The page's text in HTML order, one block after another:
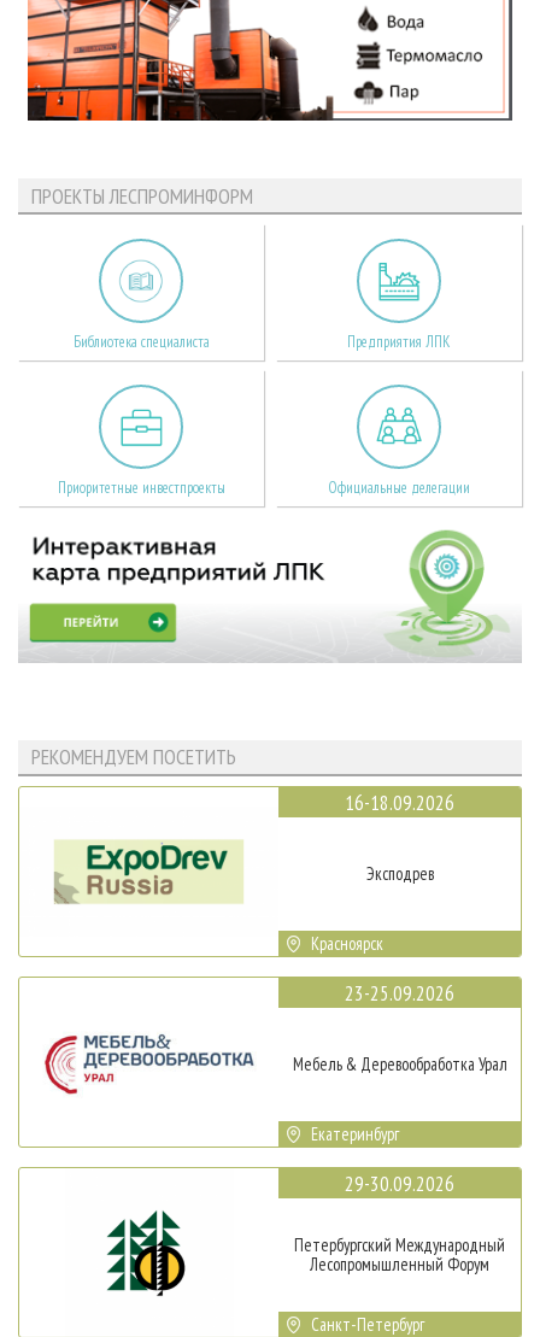
ПРОЕКТЫ ЛЕСПРОМИНФОРМ
Библиотека специалиста Предприятия ЛПК
Приоритетные инвестпроекты Официальные делегации
РЕКОМЕНДУЕМ ПОСЕТИТЬ
16-18.09.2026
Эксподрев
Красноярск
23-25.09.2026
Мебель & Деревообработка Урал
Екатеринбург
29-30.09.2026
Петербургский Международный
Лесопромышленный Форум
Санкт-Петербург